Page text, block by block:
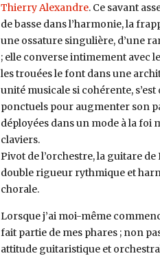
Thierry Alexandre. Ce savant
de basse dans l’harmonie, la
une ossature singulière, d’une
; elle converse intimement avec
les trouées le font dans une
unité musicale si cohérente,
ponctuels pour augmenter son
déployées dans un mode à la
claviers.
Pivot de l’orchestre, la guitare
double rigueur rythmique et
chorale.
Lorsque j’ai moi-même
fait partie de mes phares ; non
attitude guitaristique et